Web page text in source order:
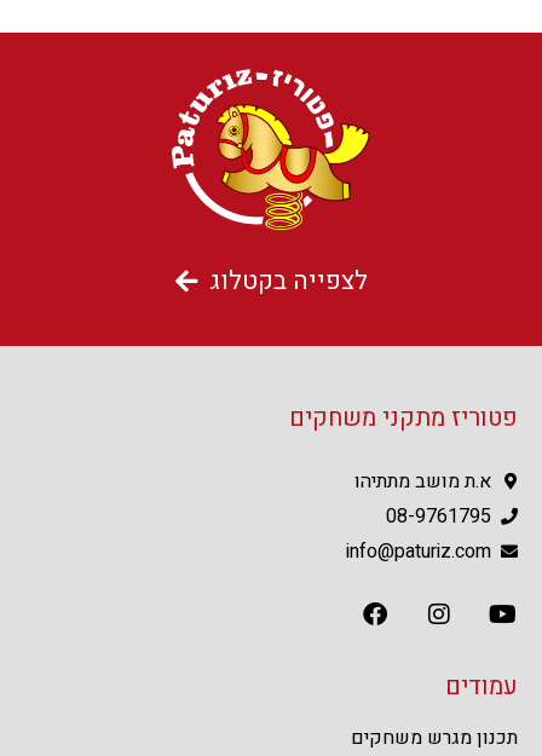
לצפייה בקטלוג
פטוריז מתקני משחקים
א.ת מושב מתתיהו
08-9761795
info@paturiz.com
עמודים
תכנון מגרש משחקים